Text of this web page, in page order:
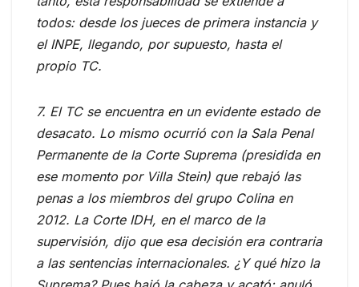
todos: desde los jueces de primera instancia y
el INPE, llegando, por supuesto, hasta el
propio TC.
7. El TC se encuentra en un evidente estado de
desacato. Lo mismo ocurrió con la Sala Penal
Permanente de la Corte Suprema (presidida en
ese momento por Villa Stein) que rebajó las
penas a los miembros del grupo Colina en
2012. La Corte IDH, en el marco de la
supervisión, dijo que esa decisión era contraria
a las sentencias internacionales. ¿Y qué hizo la